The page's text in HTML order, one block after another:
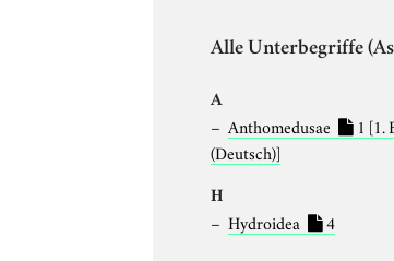
Alle Unterbegriffe
A
Anthomedusae 1 [1.
(Deutsch)]
H
Hydroidea 4